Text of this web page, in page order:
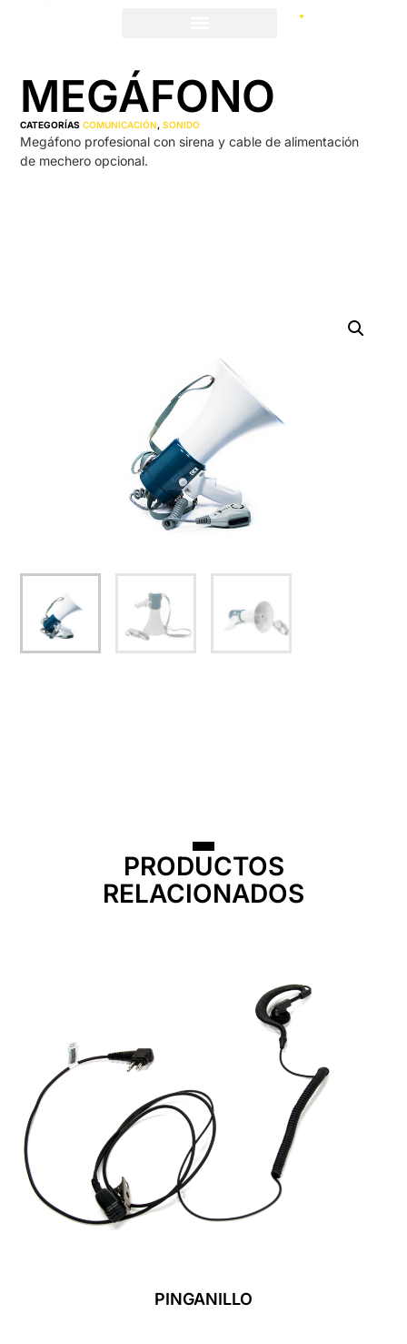
MEGÁFONO
CATEGORÍAS COMUNICACIÓN,SONIDO
Megáfono profesional con sirena y cable de alimentación
de mechero opcional.
PRODUCTOS
RELACIONADOS
PINGANILLO